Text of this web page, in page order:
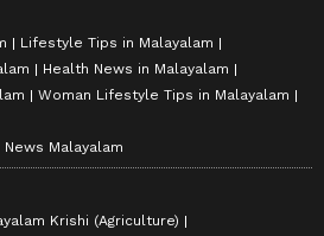
Lifestyle Tips in Malayalam
Health News in Malayalam
Woman Lifestyle Tips in Malayalam
Malayalam
Krishi (Agriculture)